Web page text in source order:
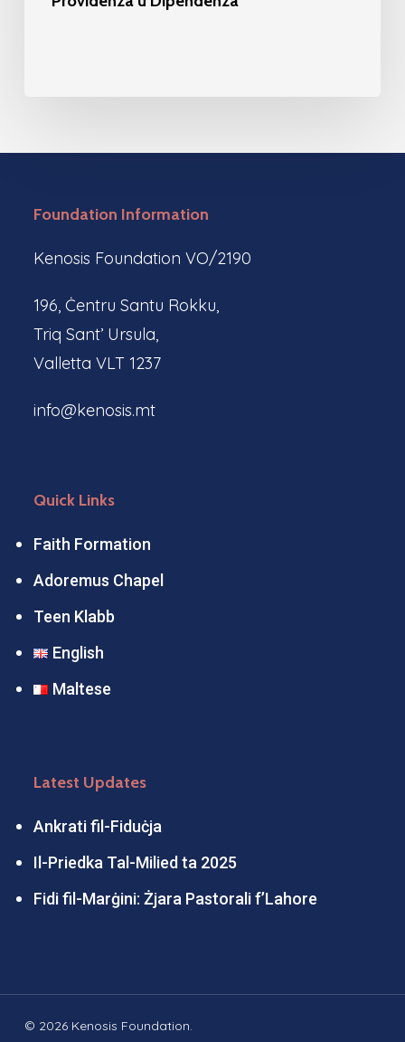
Foundation Information
Kenosis Foundation VO/2190
196, Ċentru Santu Rokku,
Triq Sant’ Ursula,
Valletta VLT 1237
info@kenosis.mt
Quick Links
Faith Formation
Adoremus Chapel
Teen Klabb
English
Maltese
Latest Updates
Ankrati fil-Fiduċja
Il-Priedka Tal-Milied ta 2025
Fidi fil-Marġini: Żjara Pastorali f’Lahore
© 2026 Kenosis Foundation.